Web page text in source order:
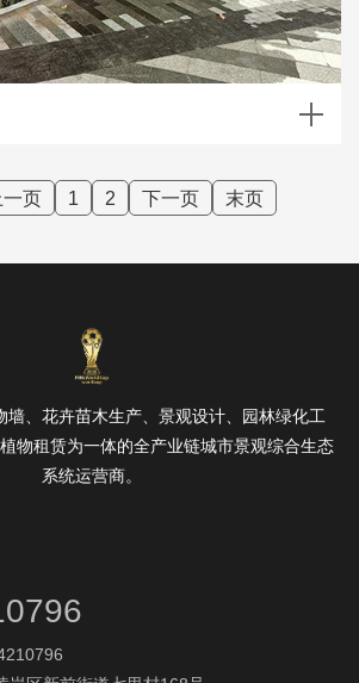
一页 1 2 下一页 末页
墙、花卉苗木生产、景观设计、园林绿化工
物租赁为一体的全产业链城市景观综合生态
系统运营商。